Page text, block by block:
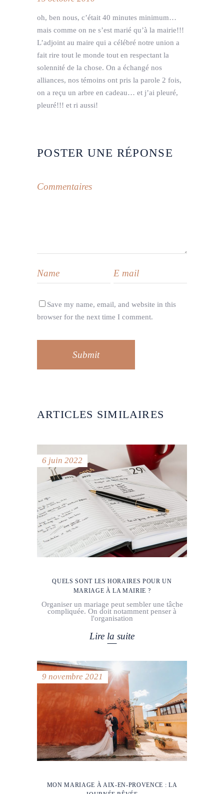
oh, ben nous, c’était 40 minutes minimum…
mais comme on ne s’est marié qu’à la mairie!!!
L’adjoint au maire qui a célébré notre union a
fait rire tout le monde tout en respectant la
solennité de la chose. On a échangé nos
alliances, nos témoins ont pris la parole 2 fois,
on a reçu un arbre en cadeau… et j’ai pleuré,
pleuré!!! et ri aussi!
POSTER UNE RÉPONSE
Save my name, email, and website in this
browser for the next time I comment.
Submit
ARTICLES SIMILAIRES
6 juin 2022
QUELS SONT LES HORAIRES POUR UN
MARIAGE À LA MAIRIE ?
Organiser un mariage peut sembler une tâche
compliquée. On doit notamment penser à
l'organisation
Lire la suite
9 novembre 2021
MON MARIAGE À AIX-EN-PROVENCE : LA